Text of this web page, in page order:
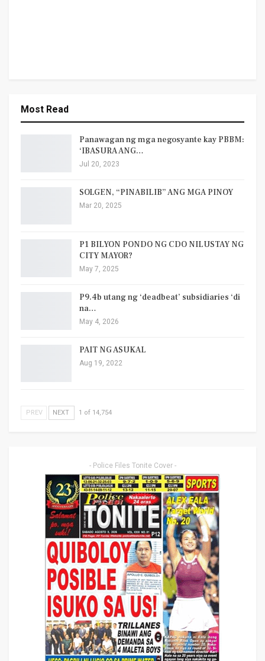
Most Read
Panawagan ng mga negosyante kay PBBM:
‘IBASURA ANG…
Jul 20, 2023
SOLGEN, “PINABILIB” ANG MGA PINOY
Mar 20, 2025
P1 BILYON PONDO NG CDO NILUSTAY NG
CITY MAYOR?
May 7, 2025
P9.4b utang ng ‘deadbeat’ subsidiaries ‘di
na…
May 4, 2026
PAIT NG ASUKAL
Aug 19, 2022
PREV NEXT 1 of 14,754
- Police Files Tonite Cover -